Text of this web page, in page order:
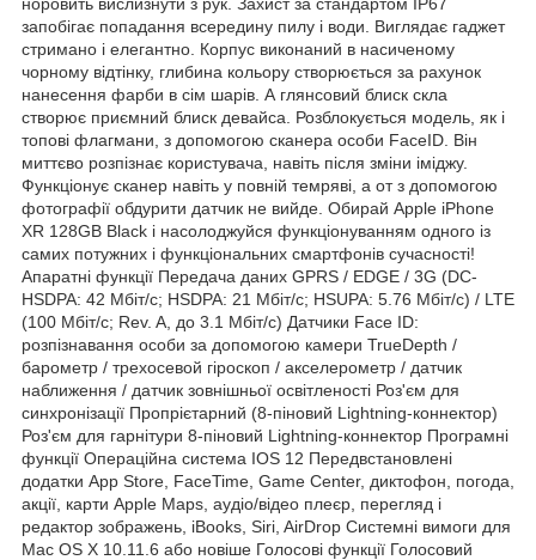
запобігає попадання всередину пилу і води. Виглядає гаджет
стримано і елегантно. Корпус виконаний в насиченому
чорному відтінку, глибина кольору створюється за рахунок
нанесення фарби в сім шарів. А глянсовий блиск скла
створює приємний блиск девайса. Розблокується модель, як і
топові флагмани, з допомогою сканера особи FaceID. Він
миттєво розпізнає користувача, навіть після зміни іміджу.
Функціонує сканер навіть у повній темряві, а от з допомогою
фотографії обдурити датчик не вийде. Обирай Apple iPhone
XR 128GB Black і насолоджуйся функціонуванням одного із
самих потужних і функціональних смартфонів сучасності!
Апаратні функції Передача даних GPRS / EDGE / 3G (DC-
HSDPA: 42 Мбіт/c; HSDPA: 21 Мбіт/c; HSUPA: 5.76 Мбіт/c) / LTE
(100 Мбіт/c; Rev. A, до 3.1 Мбіт/c) Датчики Face ID:
розпізнавання особи за допомогою камери TrueDepth /
барометр / трехосевой гіроскоп / акселерометр / датчик
наближення / датчик зовнішньої освітленості Роз'єм для
синхронізації Пропрієтарний (8-піновий Lightning-коннектор)
Роз'єм для гарнітури 8-піновий Lightning-коннектор Програмні
функції Операційна система IOS 12 Передвстановлені
додатки App Store, FaceTime, Game Center, диктофон, погода,
акції, карти Apple Maps, аудіо/відео плеєр, перегляд і
редактор зображень, iBooks, Siri, AirDrop Системні вимоги для
Mac OS X 10.11.6 або новіше Голосові функції Голосовий